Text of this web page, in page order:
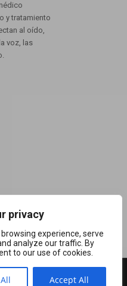
privacy
experience, serve
analyze our traffic. By
to our use of cookies.
Accept All
y tratamiento
al oído,
voz, las